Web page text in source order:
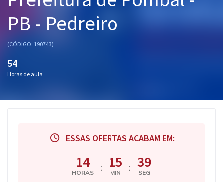
Graduação
Mentorias
PB - Pedreiro
(CÓDIGO: 190743)
54
Horas de aula
ESSAS OFERTAS ACABAM EM:
14
HORAS : 15
MIN : 39
SEG